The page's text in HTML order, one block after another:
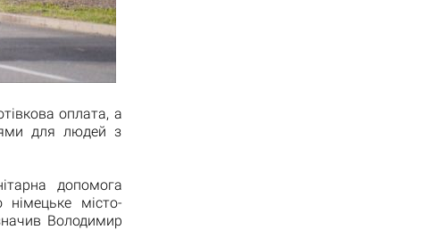
оплата, а
для людей з
допомога
німецьке місто-
Володимир